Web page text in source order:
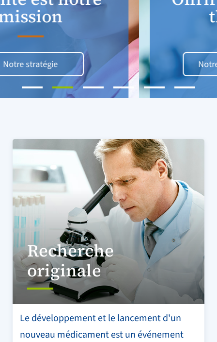
thérapies
Notre activité de recherche
Recherche
originale
Le développement et le lancement d'un
nouveau médicament est un événement